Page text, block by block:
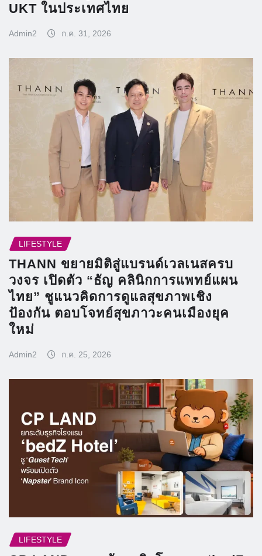
UKT ในประเทศไทย
Admin2 ก.ค. 31, 2026
LIFESTYLE
THANN ขยายมิติสู่แบรนด์เวลเนสครบ
วงจร เปิดตัว “ธัญ คลินิกการแพทย์แผน
ไทย” ชูแนวคิดการดูแลสุขภาพเชิง
ป้องกัน ตอบโจทย์สุขภาวะคนเมืองยุค
ใหม่
Admin2 ก.ค. 25, 2026
LIFESTYLE